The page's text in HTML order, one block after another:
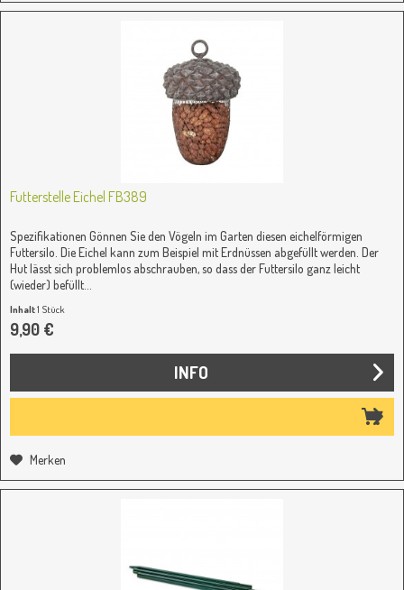
Futterstelle Eichel FB389
Spezifikationen Gönnen Sie den Vögeln im Garten diesen eichelförmigen
Futtersilo. Die Eichel kann zum Beispiel mit Erdnüssen abgefüllt werden. Der
Hut lässt sich problemlos abschrauben, so dass der Futtersilo ganz leicht
(wieder) befüllt...
Inhalt1 Stück
9,90 €
INFO
Merken